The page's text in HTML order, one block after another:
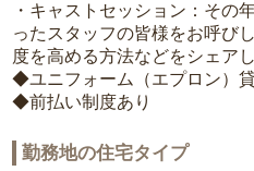
・キャストセッション：その
ったスタッフの皆様をお呼び
度を高める方法などをシェア
◆ユニフォーム（エプロン）
◆前払い制度あり
勤務地の住宅タイプ